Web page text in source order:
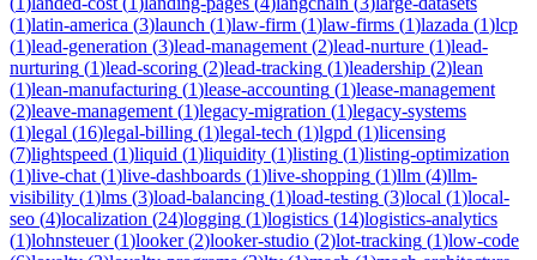
(1)latin-america (3)launch (1)law-firm (1)law-firms (1)lazada (1)lcp
(1)lead-generation (3)lead-management (2)lead-nurture (1)lead-
nurturing (1)lead-scoring (2)lead-tracking (1)leadership (2)lean
(1)lean-manufacturing (1)lease-accounting (1)lease-management
(2)leave-management (1)legacy-migration (1)legacy-systems
(1)legal (16)legal-billing (1)legal-tech (1)lgpd (1)licensing
(7)lightspeed (1)liquid (1)liquidity (1)listing (1)listing-optimization
(1)live-chat (1)live-dashboards (1)live-shopping (1)llm (4)llm-
visibility (1)lms (3)load-balancing (1)load-testing (3)local (1)local-
seo (4)localization (24)logging (1)logistics (14)logistics-analytics
(1)lohnsteuer(1)looker(2)looker-studio (2)lot-tracking (1)low-code